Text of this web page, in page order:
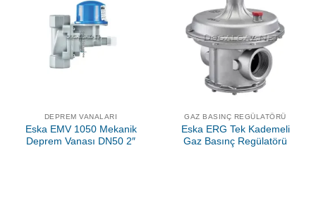
DEPREM VANALARI
Eska EMV 1050 Mekanik
Deprem Vanası DN50 2″
GAZ BASINÇ REGÜLATÖRÜ
Eska ERG Tek Kademeli
Gaz Basınç Regülatörü